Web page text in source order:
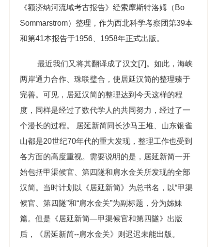
《额济纳河流域考古报告》经索摩斯特洛姆（Bo
Sommarstrom）整理，作为西北科学考察团第39本
和第41本报告于1956、1958年正式出版。
最近我们又将其翻译成了汉文[7]。如此，海峡
两岸通力合作、珠联璧合，使居延汉简的整理臻于
完善。可见，居延汉简的整理达到今天这样的程
度，同样是经过了数代学人的共同努力，经过了一
个漫长的过程。 居延新简同长沙马王堆、山东银雀
山都是20世纪70年代的重大发现，整理工作也受到
各方面的高度重视。需要说明的是，居延新简一开
始包括甲渠候官、第四隧和肩水金关所发现的全部
汉简。当时计划以《居延新简》为总书名，以“甲渠
候官、第四隧”和“肩水金关”为副标题，分为姊妹
篇。但是《居延新简—甲渠候官和第四隧》出版
后，《居延新简--肩水金关》则迟迟未能出版。